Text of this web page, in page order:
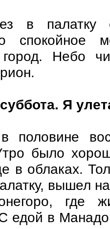
в палатку
спокойное
Небо
Я
половине
было
в облаках.
вышел
где
едой в